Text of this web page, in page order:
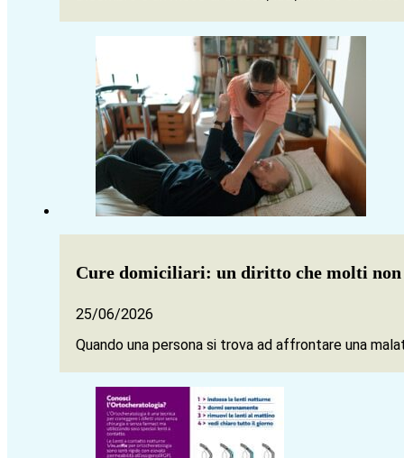
Cure domiciliari: un diritto che molti non
25/06/2026
Quando una persona si trova ad affrontare una